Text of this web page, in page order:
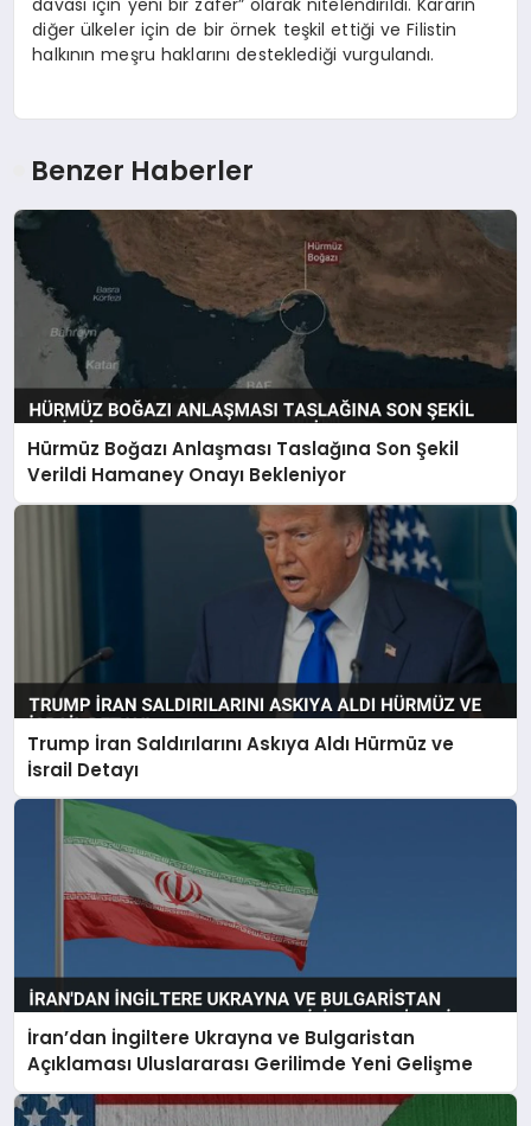
diğer ülkeler için de bir örnek teşkil ettiği ve Filistin
halkının meşru haklarını desteklediği vurgulandı.
Benzer Haberler
Hürmüz Boğazı Anlaşması Taslağına Son Şekil
Verildi Hamaney Onayı Bekleniyor
Trump İran Saldırılarını Askıya Aldı Hürmüz ve
İsrail Detayı
İran’dan İngiltere Ukrayna ve Bulgaristan
Açıklaması Uluslararası Gerilimde Yeni Gelişme